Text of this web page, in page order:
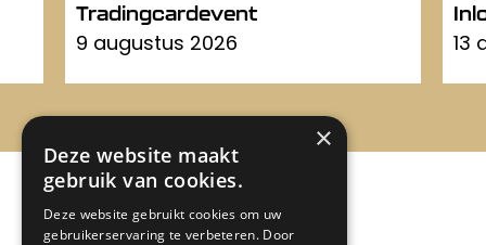
Tradingcardevent
9 augustus 2026 13
×
Deze website maakt
gebruik van cookies.
Deze website gebruikt cookies om uw
gebruikerservaring te verbeteren. Door